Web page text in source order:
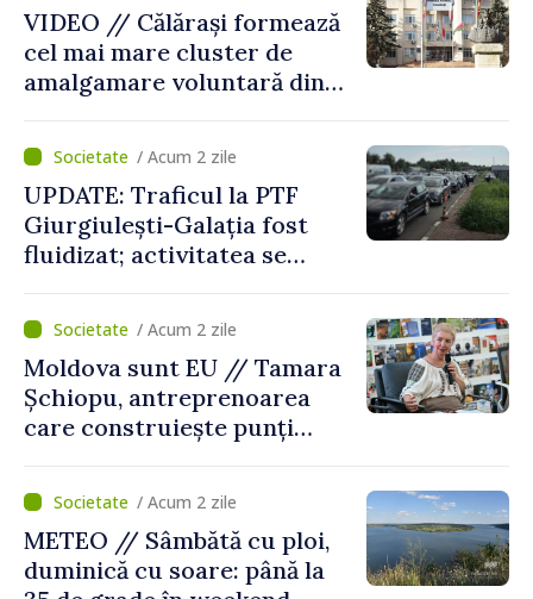
VIDEO // Călărași formează
cel mai mare cluster de
amalgamare voluntară din
orășenesc a aprobat decizia
finală
/ Acum 2 zile
UPDATE: Traficul la PTF
Giurgiulești-Galația fost
fluidizat; activitatea se
normale
/ Acum 2 zile
Moldova sunt EU // Tamara
Șchiopu, antreprenoarea
care construiește punți
Republica Moldova
/ Acum 2 zile
METEO // Sâmbătă cu ploi,
duminică cu soare: până la